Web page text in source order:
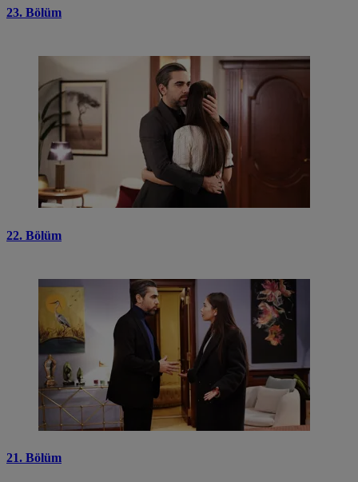
23. Bölüm
22. Bölüm
21. Bölüm